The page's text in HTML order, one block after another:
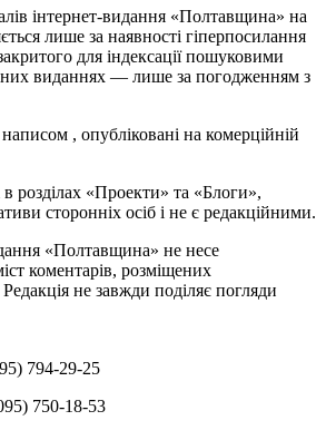
інтернет-видання «Полтавщина» на
лише за наявності гіперпосилання
для індексації пошуковими
виданнях — лише за погодженням з
написом , опубліковані на комерційній
розділах «Проекти» та «Блоги»,
сторонніх осіб і не є редакційними.
«Полтавщина» не несе
коментарів, розміщених
не завжди поділяє погляди
794-29-25
750-18-53